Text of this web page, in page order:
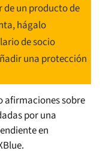
un producto de
hágalo
de socio
una protección
afirmaciones sobre
por una
en